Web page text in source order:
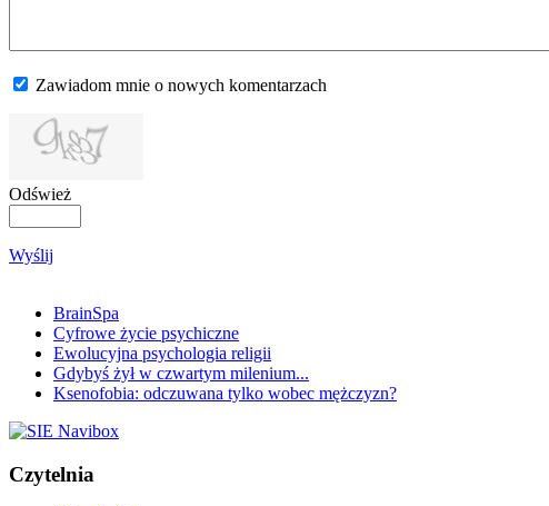
Zawiadom mnie o nowych komentarzach
Odśwież
Wyślij
BrainSpa
Cyfrowe życie psychiczne
Ewolucyjna psychologia religii
Gdybyś żył w czwartym milenium...
Ksenofobia: odczuwana tylko wobec mężczyzn?
Czytelnia